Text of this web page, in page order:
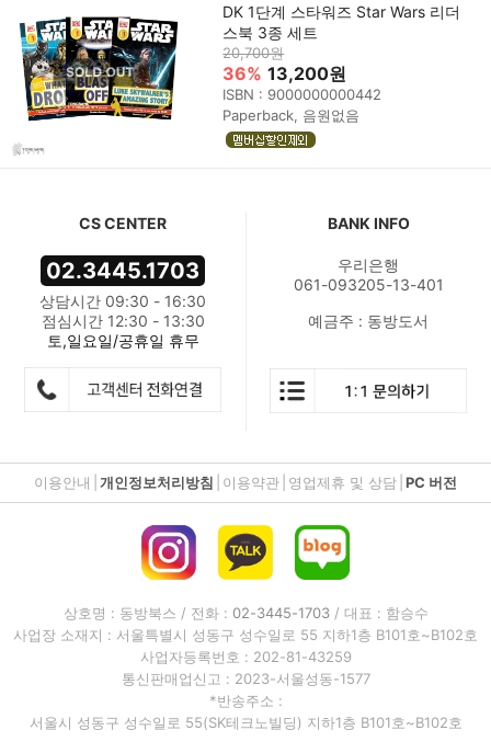
DK 1단계 스타워즈 Star Wars 리더
스북 3종 세트
20,700원
36% 13,200원
ISBN : 9000000000442
Paperback, 음원없음
CS CENTER
02.3445.1703
상담시간 09:30 - 16:30
점심시간 12:30 - 13:30
토,일요일/공휴일 휴무
BANK INFO
우리은행
061-093205-13-401
예금주 : 동방도서
이용안내 개인정보처리방침 이용약관 영업제휴 및 상담 PC 버전
상호명 : 동방북스 / 전화 : 02-3445-1703/ 대표 : 함승수
사업장 소재지 : 서울특별시 성동구 성수일로 55 지하1층 B101호~B102호
사업자등록번호 : 202-81-43259
통신판매업신고 : 2023-서울성동-1577
*반송주소 :
서울시 성동구 성수일로 55(SK테크노빌딩) 지하1층 B101호~B102호